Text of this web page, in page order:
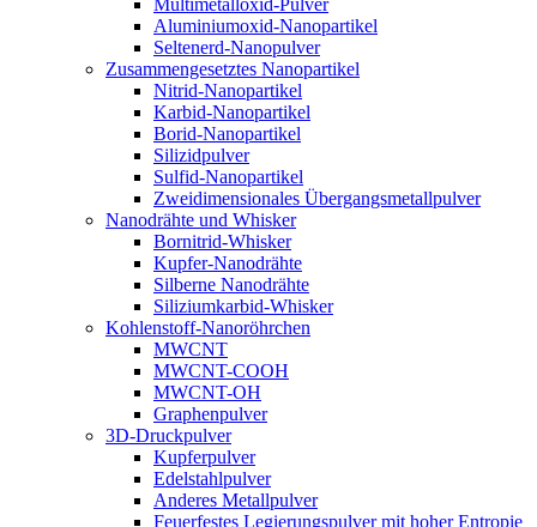
Multimetalloxid-Pulver
Aluminiumoxid-Nanopartikel
Seltenerd-Nanopulver
Zusammengesetztes Nanopartikel
Nitrid-Nanopartikel
Karbid-Nanopartikel
Borid-Nanopartikel
Silizidpulver
Sulfid-Nanopartikel
Zweidimensionales Übergangsmetallpulver
Nanodrähte und Whisker
Bornitrid-Whisker
Kupfer-Nanodrähte
Silberne Nanodrähte
Siliziumkarbid-Whisker
Kohlenstoff-Nanoröhrchen
MWCNT
MWCNT-COOH
MWCNT-OH
Graphenpulver
3D-Druckpulver
Kupferpulver
Edelstahlpulver
Anderes Metallpulver
Feuerfestes Legierungspulver mit hoher Entropie